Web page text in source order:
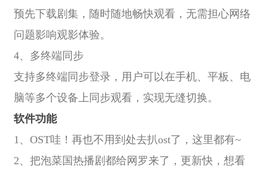
预先下载剧集，随时随地畅快观看，无需担心网络
问题影响观影体验。
4、多终端同步
支持多终端同步登录，用户可以在手机、平板、电
脑等多个设备上同步观看，实现无缝切换。
软件功能
1、OST哇！再也不用到处去扒ost了，这里都有~
2、把泡菜国热播剧都给网罗来了，更新快，想看